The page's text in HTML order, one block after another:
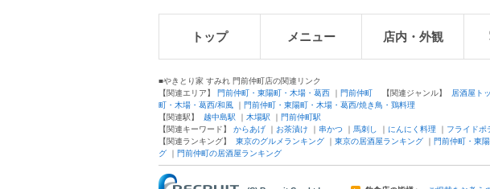
トップ メニュー 店内・外観
■やきとり家 すみれ 門前仲町店の関連リンク
【関連エリア】 門前仲町・東陽町・木場・葛西 ｜ 門前仲町 【関連ジャンル】 居酒屋ト
町・木場・葛西/和風 ｜ 門前仲町・東陽町・木場・葛西/焼き鳥・鶏料理
【関連駅】 越中島駅 ｜ 木場駅 ｜ 門前仲町駅
【関連キーワード】 からあげ ｜ お茶漬け ｜ 串かつ ｜ 馬刺し ｜ にんにく料理 ｜ フライドポ
【関連ランキング】 東京のグルメランキング ｜ 東京の居酒屋ランキング ｜ 門前仲町・東
グ ｜ 門前仲町の居酒屋ランキング